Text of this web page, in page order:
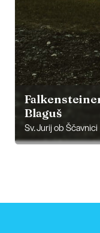
Blaguš
Sv. Jurij ob Ščavnici